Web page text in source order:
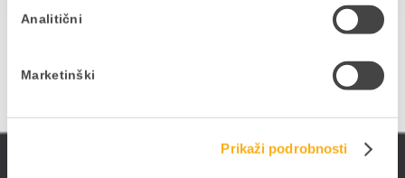
Analitični
Marketinški
Prikaži podrobnosti